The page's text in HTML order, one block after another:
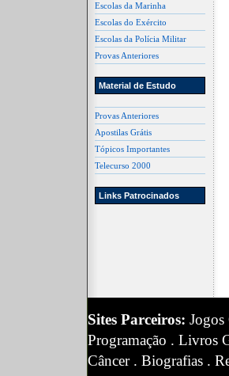
Escolas da Marinha
Escolas do Exército
Escolas da Polícia Militar
Provas Anteriores
Material de Estudo
Provas Anteriores
Apostilas Grátis
Tópicos Importantes
Telecurso 2000
Links Patrocinados
Sites Parceiros:
Programação . Livros
Câncer. Biografias .